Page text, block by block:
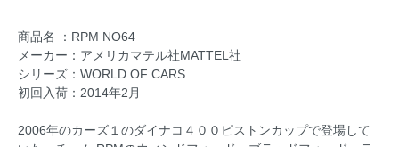
商品名 ：RPM NO64
メーカー：アメリカマテル社MATTEL社
シリーズ：WORLD OF CARS
初回入荷：2014年2月
2006年のカーズ１のダイナコ４００ピストンカップで登場して